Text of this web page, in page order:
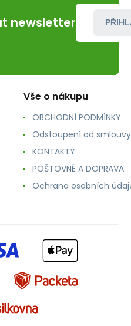
newsletter
Vše o nákupu
OBCHODNÍ PODMÍNKY
Odstoupení od smlouvy
KONTAKTY
POŠTOVNÉ A DOPRAVA
Ochrana osobních